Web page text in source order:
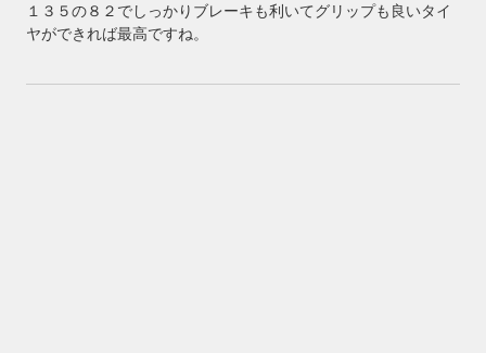
１３５の８２でしっかりブレーキも利いてグリップも良いタイ
ヤができれば最高ですね。